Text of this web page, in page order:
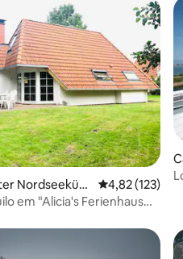
de 5, 16 avaliações
Nordseeküst
4,82 de uma
4,82 (123)
em "Alicia's Ferienhaus